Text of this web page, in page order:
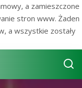
a zamieszczone
stron www. Żaden
a wszystkie zostały